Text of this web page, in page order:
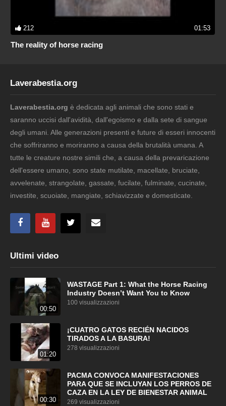
212 01:53
The reality of horse racing
Laverabestia.org
Laverabestia.org è dedicata agli animali che sono stati e
saranno uccisi dall'avidità, dall'egoismo e dalla sete di sangue
degli umani. Alle generazioni presenti e future di esseri innocenti
che soffriranno e moriranno a causa della brutalità umana. A
tutte le creature nostre simili che, a causa della prevaricazione
dell'essere umano, sono state mutilate, macellate, bruciate,
avvelenate, strangolate, gassate, fucilate, fulminate, cucinate,
investite, scuoiate, mangiate, schiavizzate e domesticate.
Ultimi video
00:50
WASTAGE Part 1: What the Horse Racing
Industry Doesn’t Want You to Know
100 visualizzazioni
01:20
¡CUATRO GATOS RECIÉN NACIDOS
TIRADOS A LA BASURA!
278 visualizzazioni
00:30
PACMA CONVOCA MANIFESTACIONES
PARA QUE SE INCLUYAN LOS PERROS DE
CAZA EN LA LEY DE BIENESTAR ANIMAL
269 visualizzazioni